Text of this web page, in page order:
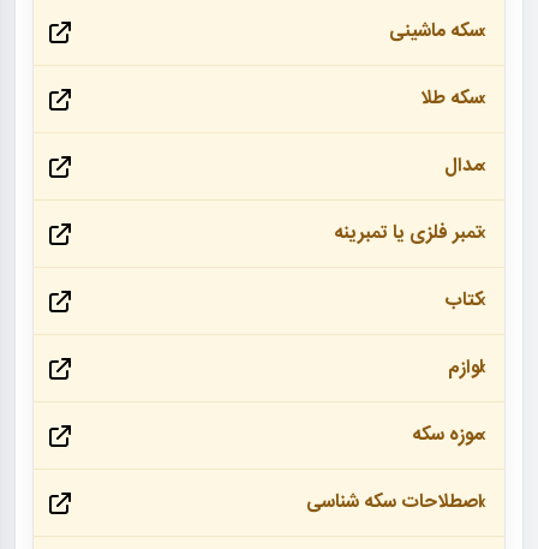
سکه ماشینی
سکه طلا
مدال
تمبر فلزی یا تمبرینه
کتاب
لوازم
موزه سکه
اصطلاحات سکه شناسی